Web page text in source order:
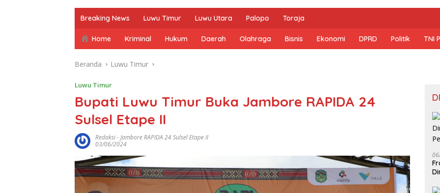
Breaking News Luwu Timur Luwu Utara Palopo Toraja
Home Kriminal Hukum Daerah Olahraga Bisnis Ekonomi DPRD Politik TNI
Beranda Luwu Timur
Luwu Timur
Bupati Luwu Timur Buka Jambore RAPIDA 24
Sulsel Etape II
Redaksi-Jambore RAPIDA 24 Sulsel Etape II
03/06/2024